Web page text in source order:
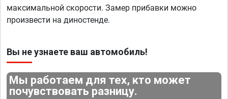
максимальной скорости. Замер прибавки можно
произвести на диностенде.
Вы не узнаете ваш автомобиль!
Мы работаем для тех, кто может
почувствовать разницу.